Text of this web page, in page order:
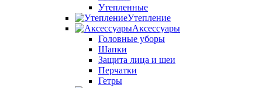
Утепленные
Утепление
Аксессуары
Головные уборы
Шапки
Защита лица и шеи
Перчатки
Гетры